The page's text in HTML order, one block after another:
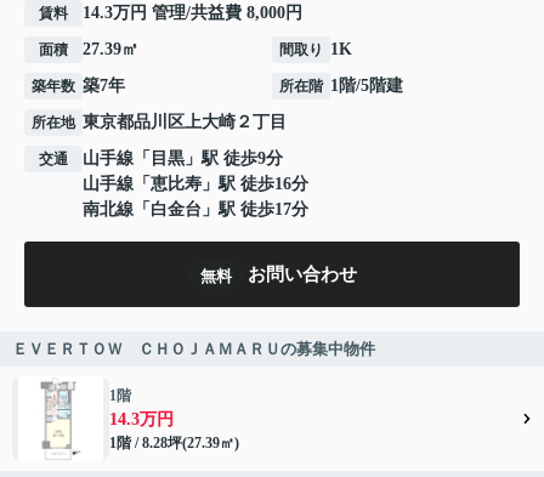
賃料 14.3万円 管理/共益費 8,000円
面積 27.39㎡ 間取り 1K
築年数 築7年 所在階 1階/5階建
所在地 東京都品川区上大崎 ２丁目
交通 山手線 「 目黒 」駅 徒歩9分
山手線 「 恵比寿 」駅 徒歩16分
南北線 「 白金台 」駅 徒歩17分
無料 お問い合わせ
ＥＶＥＲＴＯＷ ＣＨＯＪＡＭＡＲＵの募集中物件
1階
14.3万円
1階 / 8.28坪(27.39㎡)